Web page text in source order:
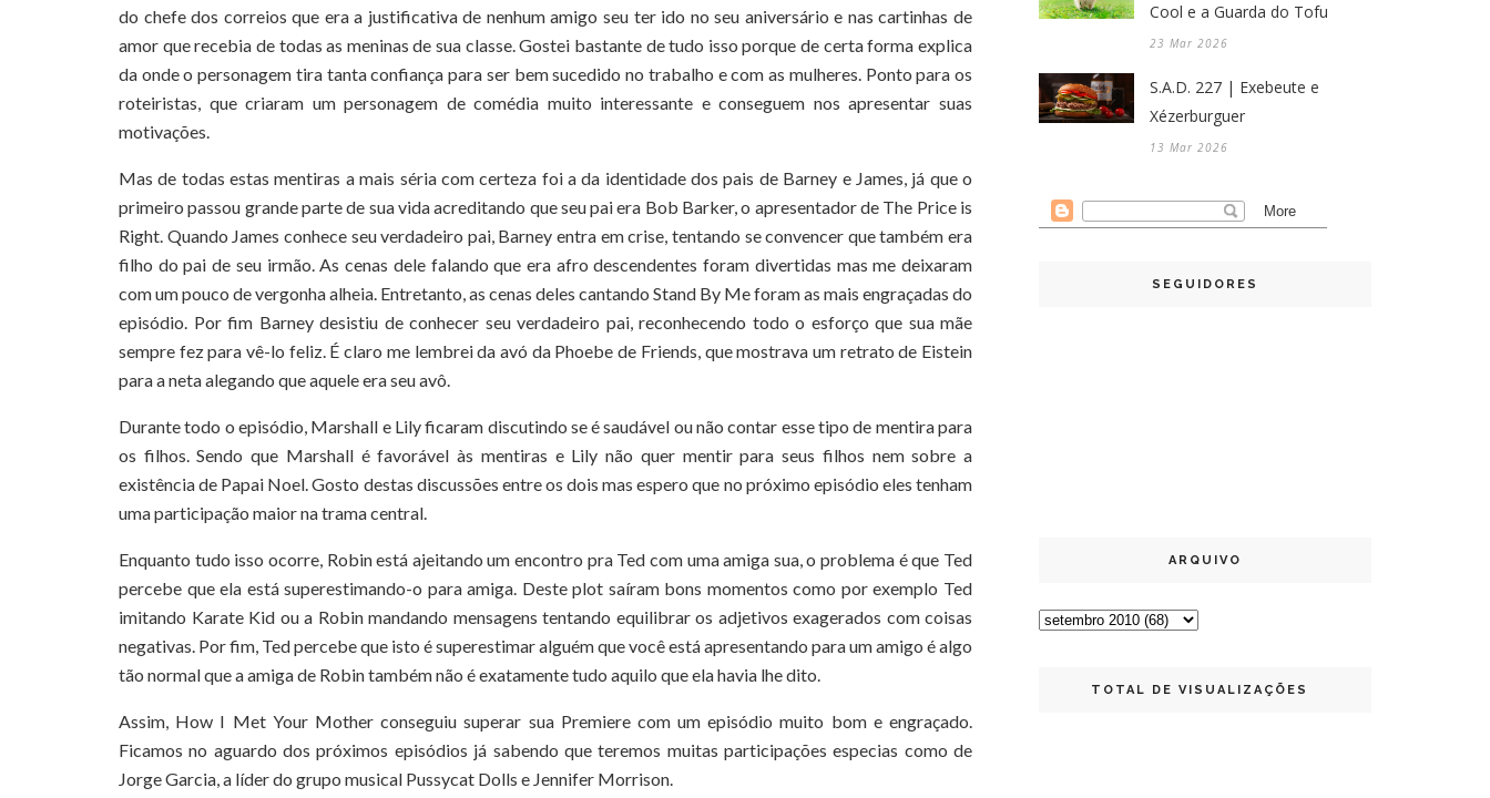
do chefe dos correios que era a justificativa de nenhum amigo seu ter ido no seu aniversário e nas cartinhas de
amor que recebia de todas as meninas de sua classe. Gostei bastante de tudo isso porque de certa forma explica
da onde o personagem tira tanta confiança para ser bem sucedido no trabalho e com as mulheres. Ponto para os
roteiristas, que criaram um personagem de comédia muito interessante e conseguem nos apresentar suas
motivações.
Mas de todas estas mentiras a mais séria com certeza foi a da identidade dos pais de Barney e James, já que o
primeiro passou grande parte de sua vida acreditando que seu pai era Bob Barker, o apresentador de The Price is
Right. Quando James conhece seu verdadeiro pai, Barney entra em crise, tentando se convencer que também era
filho do pai de seu irmão. As cenas dele falando que era afro descendentes foram divertidas mas me deixaram
com um pouco de vergonha alheia. Entretanto, as cenas deles cantando Stand By Me foram as mais engraçadas do
episódio. Por fim Barney desistiu de conhecer seu verdadeiro pai, reconhecendo todo o esforço que sua mãe
sempre fez para vê-lo feliz. É claro me lembrei da avó da Phoebe de Friends, que mostrava um retrato de Eistein
para a neta alegando que aquele era seu avô.
Durante todo o episódio, Marshall e Lily ficaram discutindo se é saudável ou não contar esse tipo de mentira para
os filhos. Sendo que Marshall é favorável às mentiras e Lily não quer mentir para seus filhos nem sobre a
existência de Papai Noel. Gosto destas discussões entre os dois mas espero que no próximo episódio eles tenham
uma participação maior na trama central.
Enquanto tudo isso ocorre, Robin está ajeitando um encontro pra Ted com uma amiga sua, o problema é que Ted
percebe que ela está superestimando-o para amiga. Deste plot saíram bons momentos como por exemplo Ted
imitando Karate Kid ou a Robin mandando mensagens tentando equilibrar os adjetivos exagerados com coisas
negativas. Por fim, Ted percebe que isto é superestimar alguém que você está apresentando para um amigo é algo
tão normal que a amiga de Robin também não é exatamente tudo aquilo que ela havia lhe dito.
Assim, How I Met Your Mother conseguiu superar sua Premiere com um episódio muito bom e engraçado.
Ficamos no aguardo dos próximos episódios já sabendo que teremos muitas participações especias como de
Jorge Garcia, a líder do grupo musical Pussycat Dolls e Jennifer Morrison.
Cool e a Guarda do Tofu
23 Mar 2026
S.A.D. 227 | Exebeute e
Xézerburguer
13 Mar 2026
SEGUIDORES
ARQUIVO
TOTAL DE VISUALIZAÇÕES